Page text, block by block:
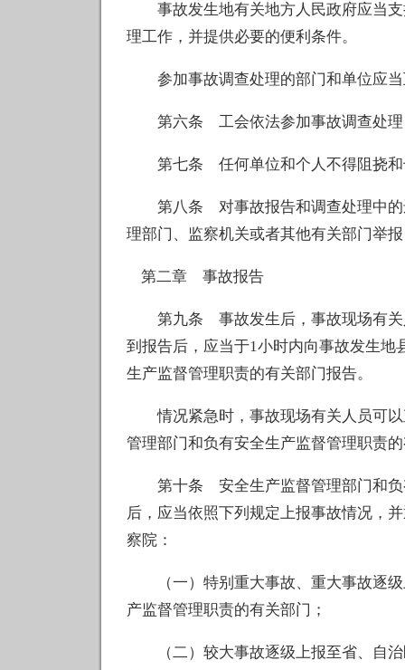
事故发生地有关地方人民政府应当支
理工作，并提供必要的便利条件。
参加事故调查处理的部门和单位应当
第六条 工会依法参加事故调查处理
第七条 任何单位和个人不得阻挠和
第八条 对事故报告和调查处理中的
理部门、监察机关或者其他有关部门举
第二章 事故报告
第九条 事故发生后，事故现场有关
到报告后，应当于1小时内向事故发生
生产监督管理职责的有关部门报告。
情况紧急时，事故现场有关人员可以
管理部门和负有安全生产监督管理职责
第十条 安全生产监督管理部门和负
后，应当依照下列规定上报事故情况，
察院：
（一）特别重大事故、重大事故逐级
产监督管理职责的有关部门；
（二）较大事故逐级上报至省、自治